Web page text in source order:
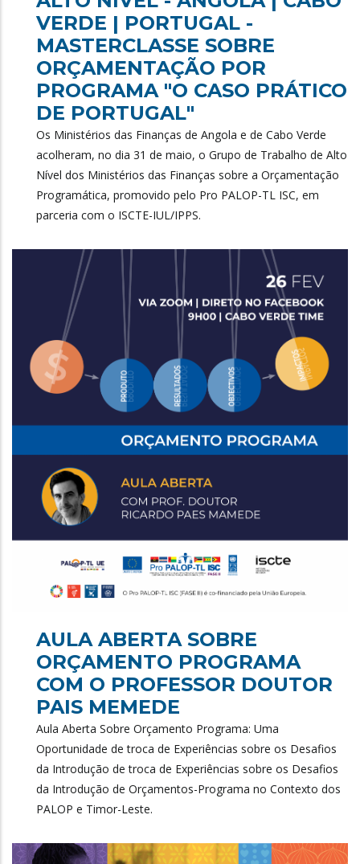
VERDE | PORTUGAL -
MASTERCLASSE SOBRE
ORÇAMENTAÇÃO POR
PROGRAMA "O CASO PRÁTICO
DE PORTUGAL"
Os Ministérios das Finanças de Angola e de Cabo Verde
acolheram, no dia 31 de maio, o Grupo de Trabalho de Alto
Nível dos Ministérios das Finanças sobre a Orçamentação
Programática, promovido pelo Pro PALOP-TL ISC, em
parceria com o ISCTE-IUL/IPPS.
AULA ABERTA SOBRE
ORÇAMENTO PROGRAMA
COM O PROFESSOR DOUTOR
PAIS MEMEDE
Aula Aberta Sobre Orçamento Programa: Uma
Oportunidade de troca de Experiências sobre os Desafios
da Introdução de troca de Experiências sobre os Desafios
da Introdução de Orçamentos-Programa no Contexto dos
PALOP e Timor-Leste.